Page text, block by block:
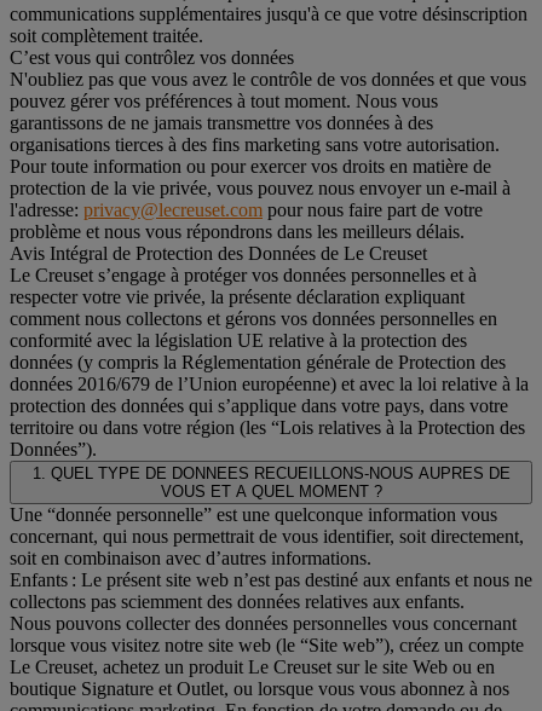
communications supplémentaires jusqu'à ce que votre désinscription
soit complètement traitée.
C’est vous qui contrôlez vos données
N'oubliez pas que vous avez le contrôle de vos données et que vous
pouvez gérer vos préférences à tout moment. Nous vous
garantissons de ne jamais transmettre vos données à des
organisations tierces à des fins marketing sans votre autorisation.
Pour toute information ou pour exercer vos droits en matière de
protection de la vie privée, vous pouvez nous envoyer un e-mail à
l'adresse: privacy@lecreuset.com pour nous faire part de votre
problème et nous vous répondrons dans les meilleurs délais.
Avis Intégral de Protection des Données de Le Creuset
Le Creuset s’engage à protéger vos données personnelles et à
respecter votre vie privée, la présente déclaration expliquant
comment nous collectons et gérons vos données personnelles en
conformité avec la législation UE relative à la protection des
données (y compris la Réglementation générale de Protection des
données 2016/679 de l’Union européenne) et avec la loi relative à la
protection des données qui s’applique dans votre pays, dans votre
territoire ou dans votre région (les “Lois relatives à la Protection des
Données”).
1. QUEL TYPE DE DONNEES RECUEILLONS-NOUS AUPRES DE
VOUS ET A QUEL MOMENT ?
Une “donnée personnelle” est une quelconque information vous
concernant, qui nous permettrait de vous identifier, soit directement,
soit en combinaison avec d’autres informations.
Enfants : Le présent site web n’est pas destiné aux enfants et nous ne
collectons pas sciemment des données relatives aux enfants.
Nous pouvons collecter des données personnelles vous concernant
lorsque vous visitez notre site web (le “Site web”), créez un compte
Le Creuset, achetez un produit Le Creuset sur le site Web ou en
boutique Signature et Outlet, ou lorsque vous vous abonnez à nos